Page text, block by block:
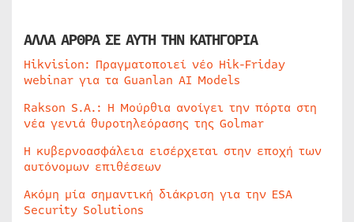
ΑΛΛΑ ΑΡΘΡΑ ΣΕ ΑΥΤΗ ΤΗΝ ΚΑΤΗΓΟΡΙΑ
Hikvision: Πραγματοποιεί νέο Hik-Friday
webinar για τα Guanlan AI Models
Rakson S.A.: Η Μούρθια ανοίγει την πόρτα στη
νέα γενιά θυροτηλεόρασης της Golmar
Η κυβερνοασφάλεια εισέρχεται στην εποχή των
αυτόνομων επιθέσεων
Ακόμη μία σημαντική διάκριση για την ESA
Security Solutions